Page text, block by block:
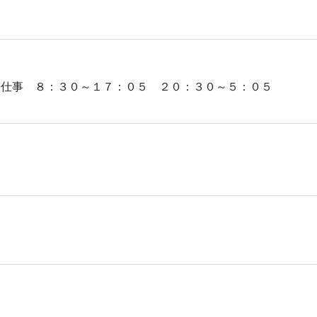
事 ８：３０～１７：０５ ２０：３０～５：０５